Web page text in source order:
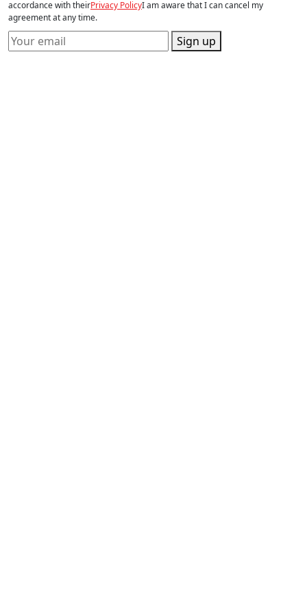
accordance with theirPrivacy PolicyI am aware that I can cancel my
agreement at any time.
Sign up